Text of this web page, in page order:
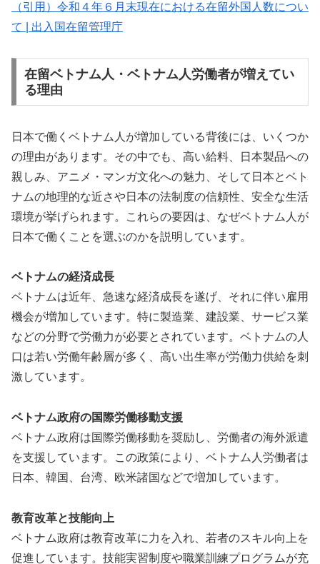
（引用）令和４年６月末現在における在留外国人数につい
て | 出入国在留管理庁
在留ベトナム人・ベトナム人労働者が増えてい
る理由
日本で働くベトナム人が増加している背後には、いくつか
の理由があります。その中でも、高い給料、日本製品への
親しみ、アニメ・マンガ文化への魅力、そして日本とベト
ナムの地理的な近さや日本の法制度の信頼性、安全な生活
環境が挙げられます。これらの要因は、なぜベトナム人が
日本で働くことを選ぶのかを説明しています。
ベトナムの経済成長
ベトナムは近年、急速な経済成長を遂げ、それに伴い雇用
機会が増加しています。特に製造業、建設業、サービス業
などの分野で労働力が必要とされています。ベトナムの人
口は若い労働年齢層が多く、高い出生率が労働力供給を刺
激しています。
ベトナム政府の国際労働移動支援
ベトナム政府は国際労働移動を奨励し、労働者の海外派遣
を支援しています。この政策により、ベトナム人労働者は
日本、韓国、台湾、欧米諸国などで増加しています。
教育改革と技能向上
ベトナム政府は教育改革に力を入れ、若者のスキル向上を
促進しています。技能実習制度や職業訓練プログラムが充